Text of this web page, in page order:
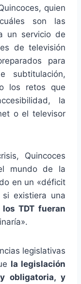
quien
son las
un servicio de
de televisión
para
subtitulación,
los retos que
la
o el televisor
Quincoces
mundo de la
en un «déficit
existiera una
TDT fueran
legislativas
la legislación
obligatoria, y